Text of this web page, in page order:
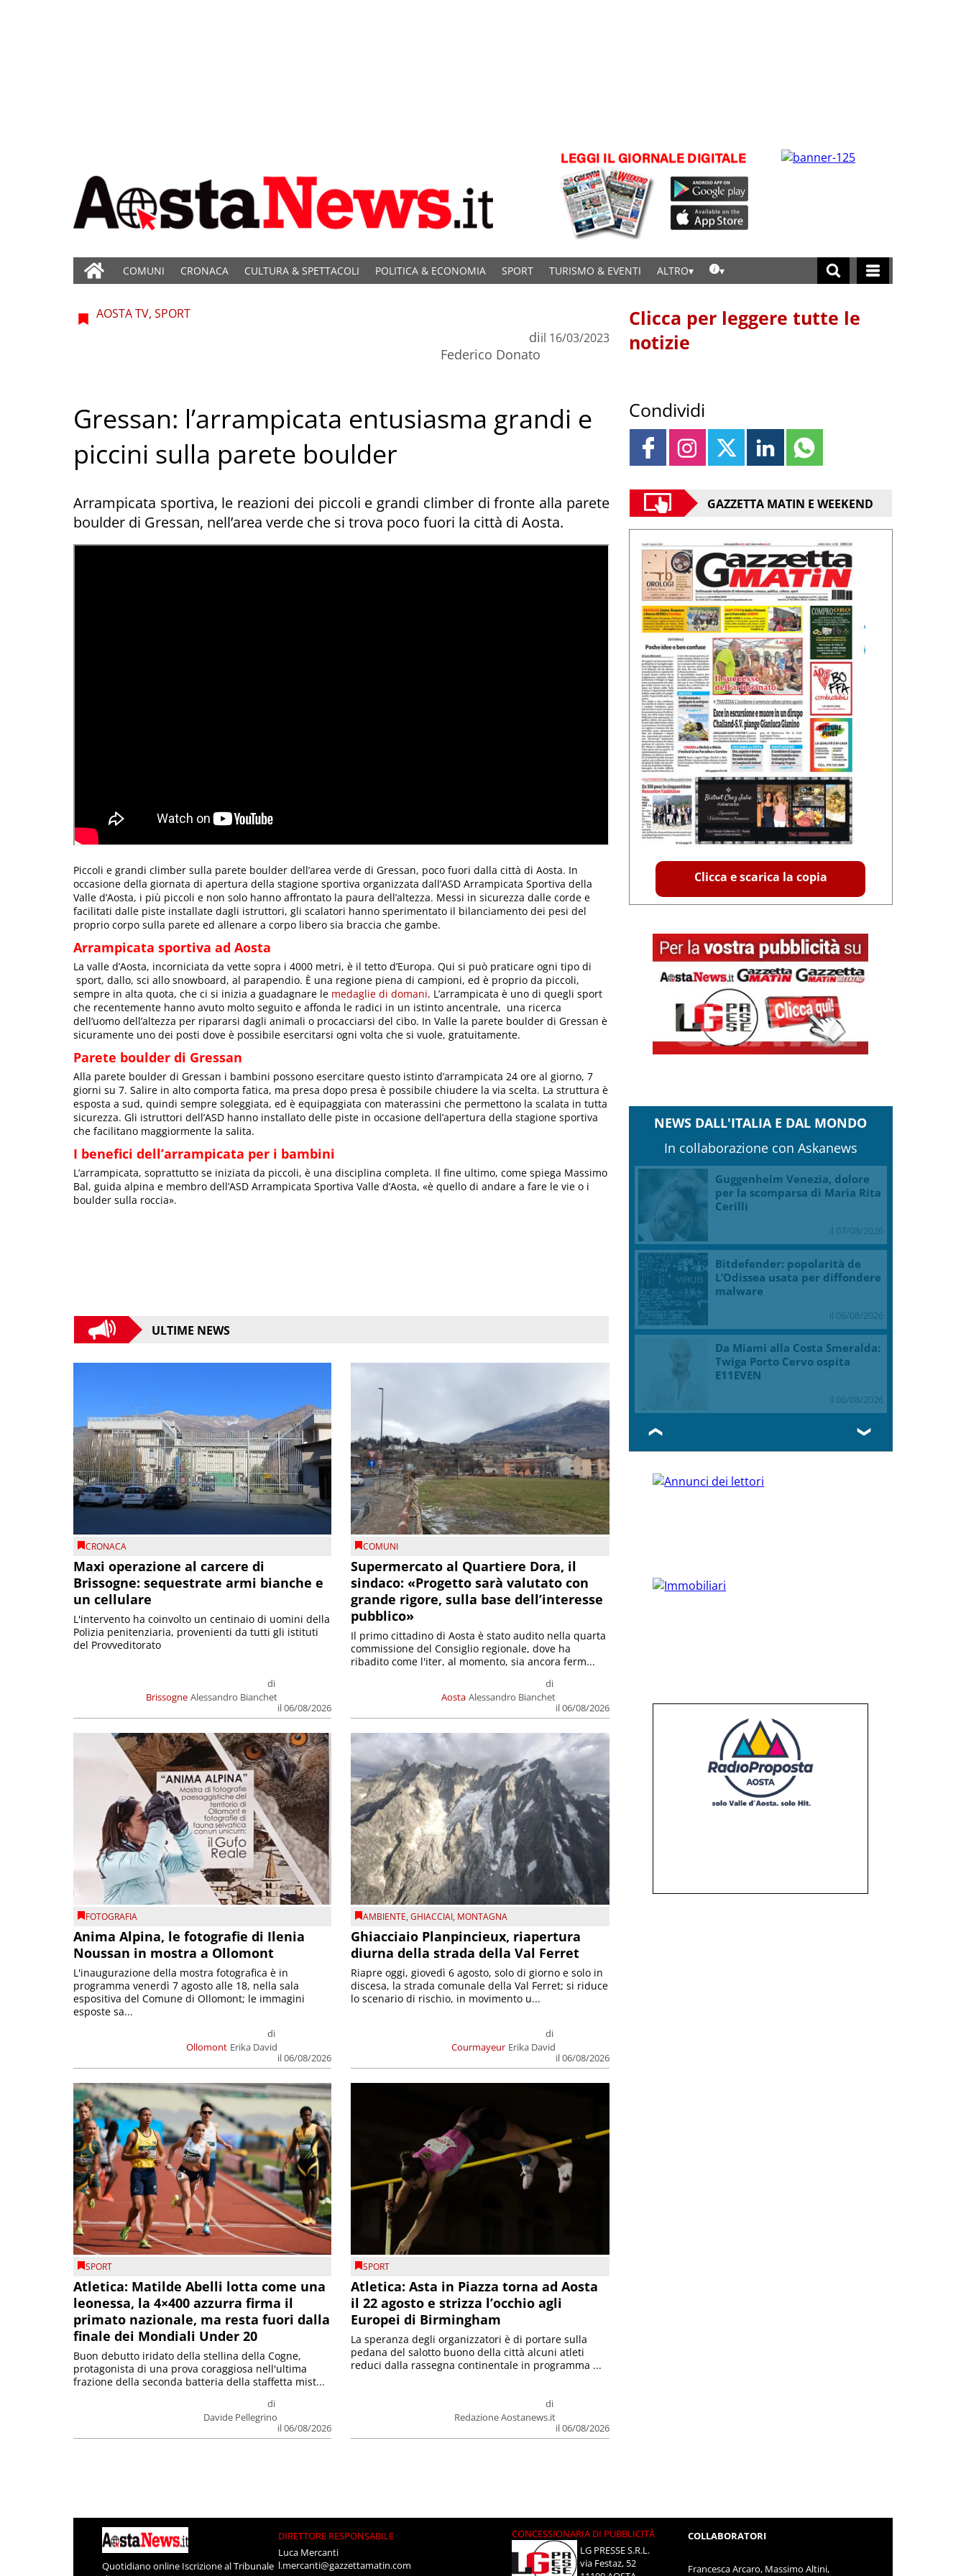
COMUNI CRONACA CULTURA & SPETTACOLI POLITICA & ECONOMIA SPORT TURISMO & EVENTI ALTRO
AOSTA TV, SPORT
di
Federico Donato
il 16/03/2023
Gressan: l’arrampicata entusiasma grandi e
piccini sulla parete boulder
Arrampicata sportiva, le reazioni dei piccoli e grandi climber di fronte alla parete
boulder di Gressan, nell’area verde che si trova poco fuori la città di Aosta.
Piccoli e grandi climber sulla parete boulder dell’area verde di Gressan, poco fuori dalla città di Aosta. In
occasione della giornata di apertura della stagione sportiva organizzata dall’ASD Arrampicata Sportiva della
Valle d’Aosta, i più piccoli e non solo hanno affrontato la paura dell’altezza. Messi in sicurezza dalle corde e
facilitati dalle piste installate dagli istruttori, gli scalatori hanno sperimentato il bilanciamento dei pesi del
proprio corpo sulla parete ed allenare a corpo libero sia braccia che gambe.
Arrampicata sportiva ad Aosta
La valle d’Aosta, incorniciata da vette sopra i 4000 metri, è il tetto d’Europa. Qui si può praticare ogni tipo di
sport, dallo, sci allo snowboard, al parapendio. È una regione piena di campioni, ed è proprio da piccoli,
sempre in alta quota, che ci si inizia a guadagnare le medaglie di domani. L’arrampicata è uno di quegli sport
che recentemente hanno avuto molto seguito e affonda le radici in un istinto ancentrale, una ricerca
dell’uomo dell’altezza per ripararsi dagli animali o procacciarsi del cibo. In Valle la parete boulder di Gressan è
sicuramente uno dei posti dove è possibile esercitarsi ogni volta che si vuole, gratuitamente.
Parete boulder di Gressan
Alla parete boulder di Gressan i bambini possono esercitare questo istinto d’arrampicata 24 ore al giorno, 7
giorni su 7. Salire in alto comporta fatica, ma presa dopo presa è possibile chiudere la via scelta. La struttura è
esposta a sud, quindi sempre soleggiata, ed è equipaggiata con materassini che permettono la scalata in tutta
sicurezza. Gli istruttori dell’ASD hanno installato delle piste in occasione dell’apertura della stagione sportiva
che facilitano maggiormente la salita.
I benefici dell’arrampicata per i bambini
L’arrampicata, soprattutto se iniziata da piccoli, è una disciplina completa. Il fine ultimo, come spiega Massimo
Bal, guida alpina e membro dell’ASD Arrampicata Sportiva Valle d’Aosta, «è quello di andare a fare le vie o i
boulder sulla roccia».
ULTIME NEWS
CRONACA
Maxi operazione al carcere di
Brissogne: sequestrate armi bianche e
un cellulare
Brissogne
di
Alessandro Bianchet
il 06/08/2026
L'intervento ha coinvolto un centinaio di uomini della
Polizia penitenziaria, provenienti da tutti gli istituti
del Provveditorato
COMUNI
Supermercato al Quartiere Dora, il
sindaco: «Progetto sarà valutato con
grande rigore, sulla base dell’interesse
pubblico»
Aosta
di
Alessandro Bianchet
il 06/08/2026
Il primo cittadino di Aosta è stato audito nella quarta
commissione del Consiglio regionale, dove ha
ribadito come l'iter, al momento, sia ancora ferm...
FOTOGRAFIA
Anima Alpina, le fotografie di Ilenia
Noussan in mostra a Ollomont
Ollomont
di
Erika David
il 06/08/2026
L'inaugurazione della mostra fotografica è in
programma venerdì 7 agosto alle 18, nella sala
espositiva del Comune di Ollomont; le immagini
esposte sa...
AMBIENTE,GHIACCIAI, MONTAGNA
Ghiacciaio Planpincieux, riapertura
diurna della strada della Val Ferret
Courmayeur
di
Erika David
il 06/08/2026
Riapre oggi, giovedì 6 agosto, solo di giorno e solo in
discesa, la strada comunale della Val Ferret; si riduce
lo scenario di rischio, in movimento u...
SPORT
Atletica: Matilde Abelli lotta come una
leonessa, la 4×400 azzurra firma il
primato nazionale, ma resta fuori dalla
finale dei Mondiali Under 20
di
Davide Pellegrino
il 06/08/2026
Buon debutto iridato della stellina della Cogne,
protagonista di una prova coraggiosa nell'ultima
frazione della seconda batteria della staffetta mist...
SPORT
Atletica: Asta in Piazza torna ad Aosta
il 22 agosto e strizza l’occhio agli
Europei di Birmingham
di
Redazione Aostanews.it
il 06/08/2026
La speranza degli organizzatori è di portare sulla
pedana del salotto buono della città alcuni atleti
reduci dalla rassegna continentale in programma ...
Clicca per leggere tutte le
notizie
Condividi
GAZZETTA MATIN E WEEKEND
Clicca e scarica la copia
NEWS DALL'ITALIA E DAL MONDO
In collaborazione con Askanews
Guggenheim Venezia, dolore
per la scomparsa di Maria Rita
Cerilli
il 07/08/2026
Bitdefender: popolarità de
L’Odissea usata per diffondere
malware
il 06/08/2026
Da Miami alla Costa Smeralda:
Twiga Porto Cervo ospita
E11EVEN
il 06/08/2026
❮ ❯
Quotidiano online Iscrizione al Tribunale
DIRETTORE RESPONSABILE
Luca Mercanti
l.mercanti@gazzettamatin.com
CONCESSIONARIA DI PUBBLICITÀ
LG PRESSE S.R.L.
via Festaz, 52
COLLABORATORI
Francesca Arcaro, Massimo Altini,